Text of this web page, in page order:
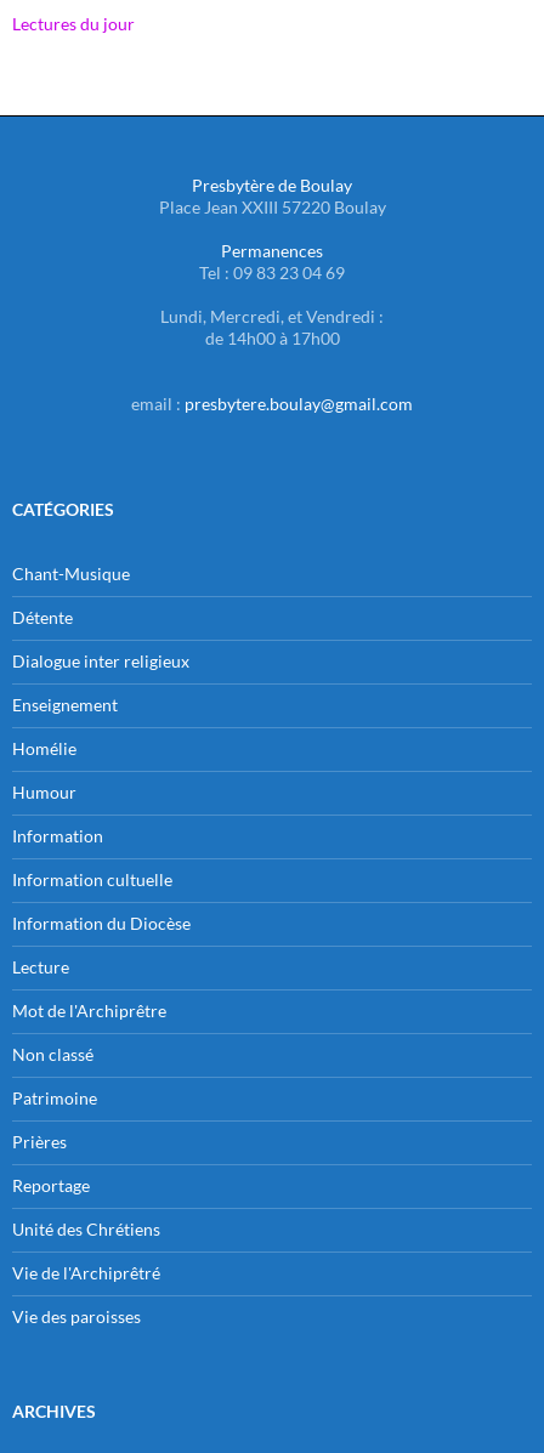
Lectures du jour
Presbytère de Boulay
Place Jean XXIII 57220 Boulay
Permanences
Tel : 09 83 23 04 69
Lundi, Mercredi, et Vendredi :
de 14h00 à 17h00
email : presbytere.boulay@gmail.com
CATÉGORIES
Chant-Musique
Détente
Dialogue inter religieux
Enseignement
Homélie
Humour
Information
Information cultuelle
Information du Diocèse
Lecture
Mot de l'Archiprêtre
Non classé
Patrimoine
Prières
Reportage
Unité des Chrétiens
Vie de l'Archiprêtré
Vie des paroisses
ARCHIVES